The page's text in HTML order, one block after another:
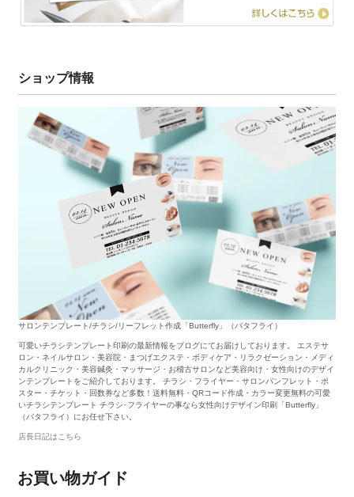
ショップ情報
サロンテンプレート/チラシ/リーフレット作成「Butterfly」（バタフライ）
可愛いチラシテンプレート印刷の最新情報をブログにてお届けしております。 エステサ
ロン・ネイルサロン・美容院・まつげエクステ・ボディケア・リラクゼーション・メディ
カルクリニック・美容鍼灸・マッサージ・お稽古サロンなど美容向け・女性向けのデザイ
ンテンプレートをご紹介しております。 チラシ・フライヤー・サロンパンフレット・ポ
スター・チケット・回数券など多数！送料無料・QRコード作成・カラー変更無料の可愛
いチラシテンプレート チラシ･フライヤーの事なら女性向けデザイン印刷「Butterfly」
（バタフライ）にお任せ下さい。
店長日記はこちら
お買い物ガイド